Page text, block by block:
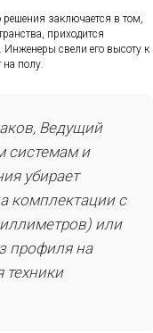
заключается в том,
приходится
свели его высоту к
полу.
Ведущий
системам и
убирает
комплектации с
или
профиля на
техники